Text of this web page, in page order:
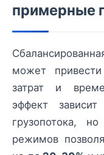
примерные
может
затрат и
эффект
грузопотока,
режимов